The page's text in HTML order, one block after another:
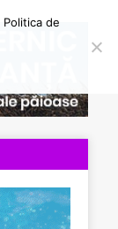
Politica de